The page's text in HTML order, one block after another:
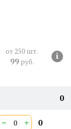
от 250 шт.
99руб.
i
0
− + 0